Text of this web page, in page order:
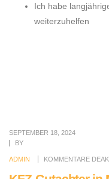
Ich habe
weiterzuhelfen
SEPTEMBER 18, 2024
BY
ADMIN KOMMENTARE